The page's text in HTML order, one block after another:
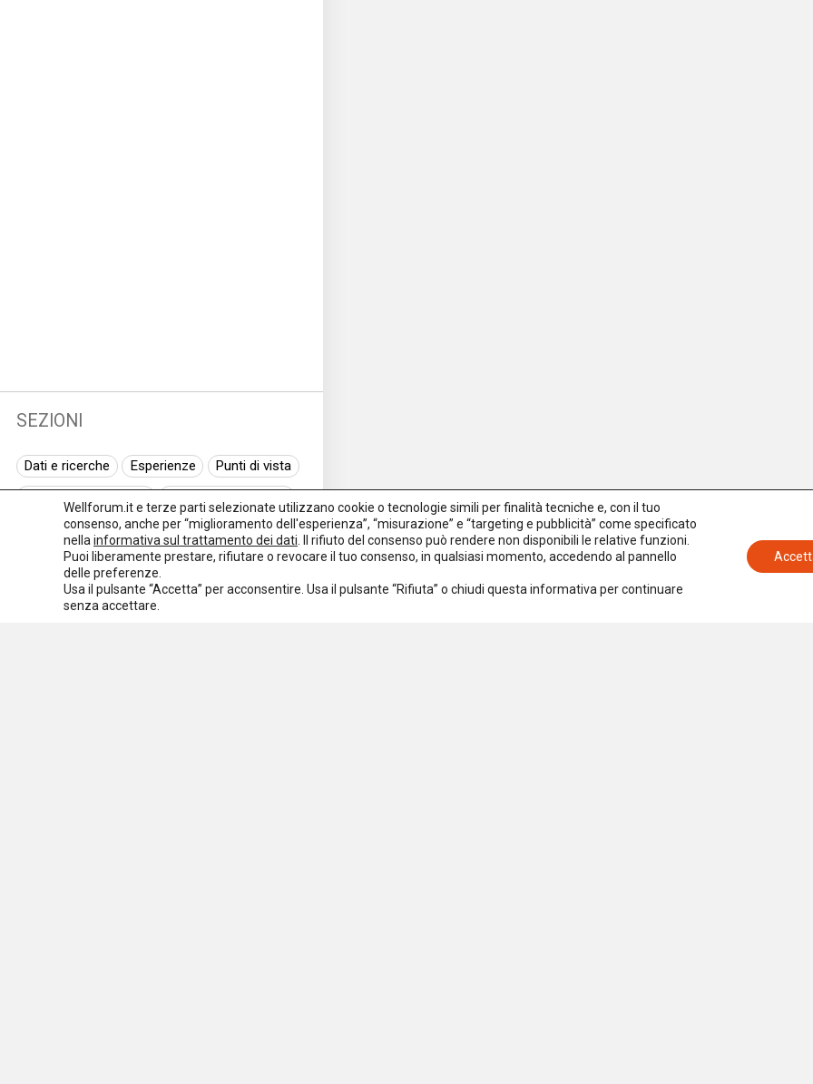
SEZIONI
Dati e ricerche Esperienze
Punti di vista
Normativa europea
Rassegna normativa
I seminari di Welforum
Eventi
Spazio ai promotori
Wellforum.it e terze parti selezionate utilizzano cookie o tecnologie simili per finalità tecniche e, con il tuo
consenso, anche per “miglioramento dell'esperienza”, “misurazione” e “targeting e pubblicità” come specificato
nella informativa sul trattamento dei dati . Il rifiuto del consenso può rendere non disponibili le relative funzioni.
Puoi liberamente prestare, rifiutare o revocare il tuo consenso, in qualsiasi momento, accedendo al pannello
delle preferenze.
Usa il pulsante “Accetta” per acconsentire. Usa il pulsante “Rifiuta” o chiudi questa informativa per continuare
senza accettare.